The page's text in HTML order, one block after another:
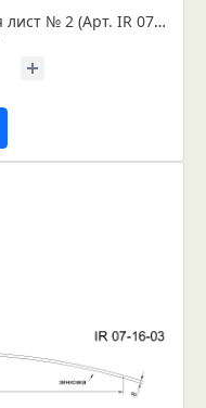
ISUZU NQR 75 рессора передняя лист № 2 (Арт. IR 07-29-02)